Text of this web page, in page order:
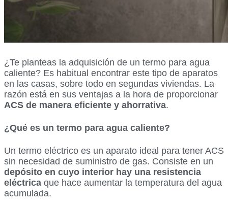
¿Te planteas la adquisición de un termo para agua
caliente? Es habitual encontrar este tipo de aparatos
en las casas, sobre todo en segundas viviendas. La
razón está en sus ventajas a la hora de proporcionar
ACS de manera eficiente y ahorrativa.
¿Qué es un termo para agua caliente?
Un termo eléctrico es un aparato ideal para tener ACS
sin necesidad de suministro de gas. Consiste en un
depósito en cuyo interior hay una resistencia
eléctrica que hace aumentar la temperatura del agua
acumulada.